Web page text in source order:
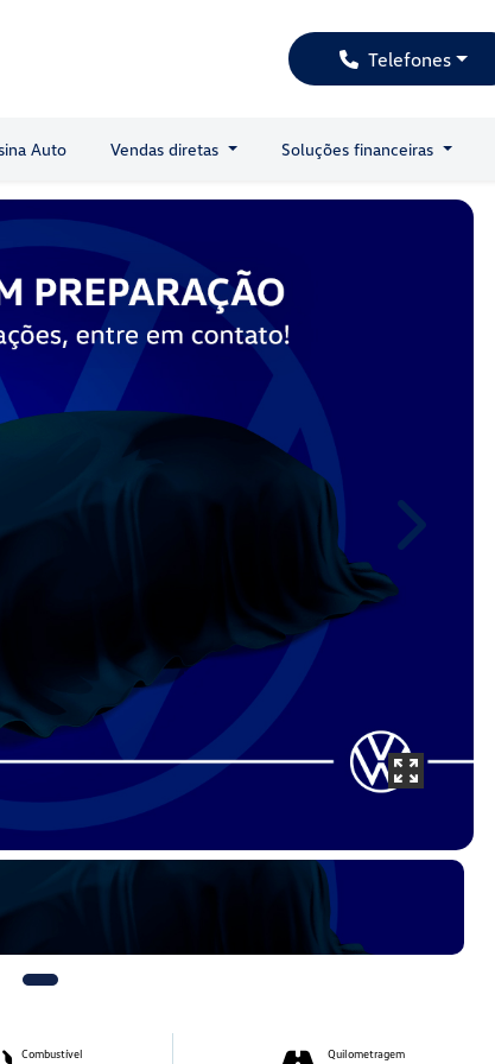
Telefones
Auto Vendas diretas Soluções financeiras
Next
Combustível Quilometragem